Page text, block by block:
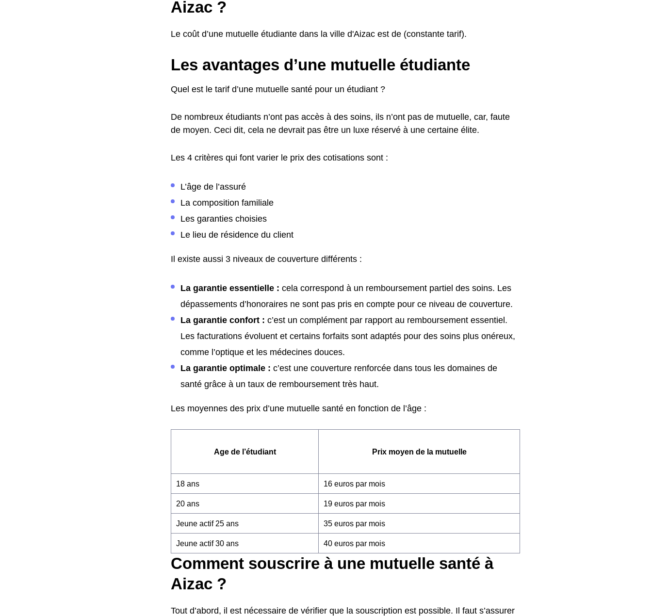
Aizac ?
Le coût d’une mutuelle étudiante dans la ville d'Aizac est de (constante tarif).
Les avantages d’une mutuelle étudiante
Quel est le tarif d’une mutuelle santé pour un étudiant ?
De nombreux étudiants n’ont pas accès à des soins, ils n’ont pas de mutuelle, car, faute
de moyen. Ceci dit, cela ne devrait pas être un luxe réservé à une certaine élite.
Les 4 critères qui font varier le prix des cotisations sont :
L’âge de l’assuré
La composition familiale
Les garanties choisies
Le lieu de résidence du client
Il existe aussi 3 niveaux de couverture différents :
La garantie essentielle : cela correspond à un remboursement partiel des soins. Les
dépassements d’honoraires ne sont pas pris en compte pour ce niveau de couverture.
La garantie confort : c’est un complément par rapport au remboursement essentiel.
Les facturations évoluent et certains forfaits sont adaptés pour des soins plus onéreux,
comme l’optique et les médecines douces.
La garantie optimale : c’est une couverture renforcée dans tous les domaines de
santé grâce à un taux de remboursement très haut.
Les moyennes des prix d’une mutuelle santé en fonction de l’âge :
Age de l’étudiant Prix moyen de la mutuelle
18 ans 16 euros par mois
20 ans 19 euros par mois
Jeune actif 25 ans 35 euros par mois
Jeune actif 30 ans 40 euros par mois
Comment souscrire à une mutuelle santé à
Aizac ?
Tout d’abord, il est nécessaire de vérifier que la souscription est possible. Il faut s’assurer